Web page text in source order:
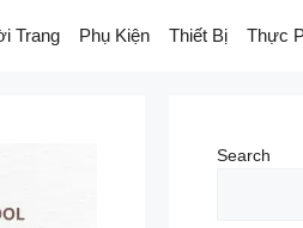
Trang Phụ Kiện Thiết Bị Thực
Search